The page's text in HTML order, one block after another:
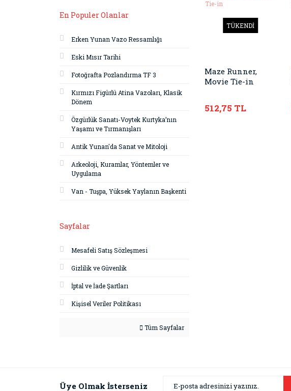
En Populer Olanlar
Erken Yunan Vazo Ressamlığı
Eski Mısır Tarihi
Fotoğrafta Pozlandırma TF 3
Kırmızı Figürlü Atina Vazoları, Klasik
Dönem
Özgürlük Sanatı-Voytek Kurtyka’nın
Yaşamı ve Tırmanışları
Antik Yunan'da Sanat ve Mitoloji
Arkeoloji, Kuramlar, Yöntemler ve
Uygulama
Van - Tuşpa, Yüksek Yaylanın Başkenti
Sayfalar
Mesafeli Satış Sözleşmesi
Gizlilik ve Güvenlik
İptal ve İade Şartları
Kişisel Veriler Politikası
Tüm Sayfalar
TÜKENDİ
Maze Runner,
Movie Tie-in
512,75 TL
Üye Olmak İsterseniz